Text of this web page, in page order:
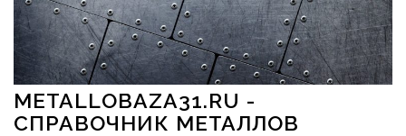
Перейти к содержимому
METALLOBAZA31.RU -
СПРАВОЧНИК МЕТАЛЛОВ